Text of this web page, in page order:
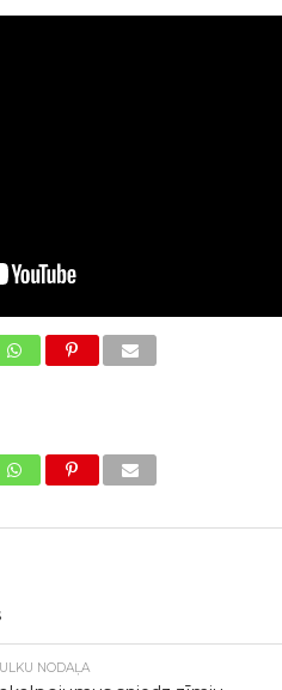
NODAĻA